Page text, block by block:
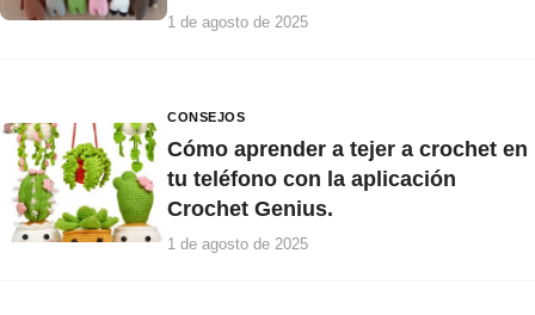
1 de agosto de 2025
CONSEJOS
Cómo aprender a tejer a crochet en
tu teléfono con la aplicación
Crochet Genius.
1 de agosto de 2025